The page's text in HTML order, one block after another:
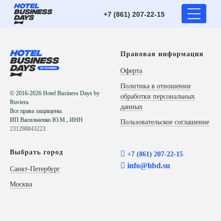
© 2016-2026 Hotel Business Days by
Ruviera.
Все права защищены.
ИП Васильченко Ю.М., ИНН
231298843223.
Правовая информация
Оферта
Политика в отношении
обработки персональных
данных
Пользовательское соглашение
Выбрать город
Санкт-Петербург
Москва
 +7 (861) 207-22-15
 info@hbd.su